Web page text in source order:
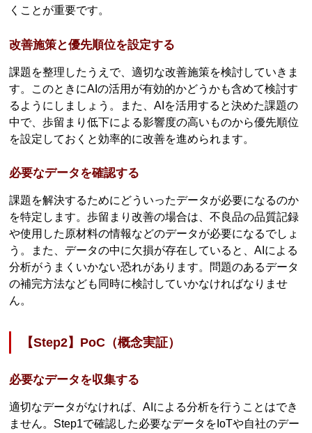
くことが重要です。
改善施策と優先順位を設定する
課題を整理したうえで、適切な改善施策を検討していきま
す。このときにAIの活用が有効的かどうかも含めて検討す
るようにしましょう。また、AIを活用すると決めた課題の
中で、歩留まり低下による影響度の高いものから優先順位
を設定しておくと効率的に改善を進められます。
必要なデータを確認する
課題を解決するためにどういったデータが必要になるのか
を特定します。歩留まり改善の場合は、不良品の品質記録
や使用した原材料の情報などのデータが必要になるでしょ
う。また、データの中に欠損が存在していると、AIによる
分析がうまくいかない恐れがあります。問題のあるデータ
の補完方法なども同時に検討していかなければなりませ
ん。
【Step2】PoC（概念実証）
必要なデータを収集する
適切なデータがなければ、AIによる分析を行うことはでき
ません。Step1で確認した必要なデータをIoTや自社のデー